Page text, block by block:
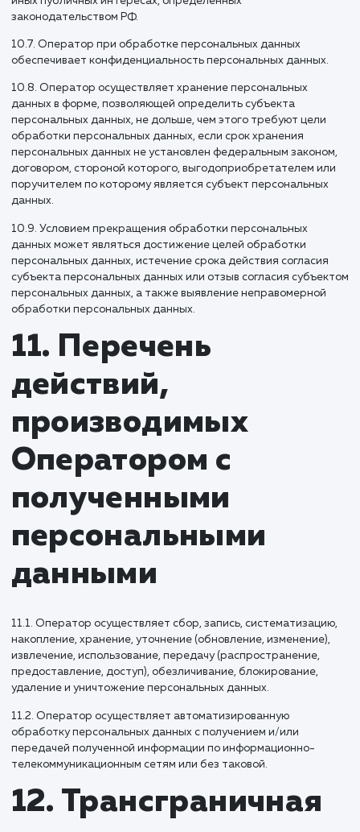
персональных
данных
Безопасность персональных данных, которые
обрабатываются Оператором, обеспечивается путем
реализации правовых, организационных и технических
необходимых для выполнения в полном объеме
действующего законодательства в области защиты
персональных данных.
10.1. Оператор обеспечивает сохранность персональных
данных и принимает все возможные меры, исключающие
доступ к персональным данным неуполномоченных лиц.
10.2. Персональные данные Пользователя никогда, ни
исключением случаев, связанных с исполнением
законодательства либо в случае, если субъектом
персональных данных дано согласие Оператору на
данных третьему лицу для исполнения обязательств по
10.3. В случае выявления неточностей в персональных
Пользователь может актуализировать их
путем направления Оператору уведомление на адрес
электронной почты Оператора info@g-creative.ru с
Актуализация персональных данных.
10.4. Срок обработки персональных данных
персональные данные, если иной срок не предусмотрен
на обработку персональных данных, направив
уведомление посредством электронной почты на
электронный адрес Оператора info@g-creative.ru с
Отзыв согласия на обработку персональных данных.
10.5. Вся информация, которая собирается сторонними
сервисами, в том числе платежными системами,
связи и другими поставщиками услуг, хранится и
обрабатывается указанными лицами (Операторами) в
соответствии с их Пользовательским соглашением и
Политикой конфиденциальности. Субъект персональных